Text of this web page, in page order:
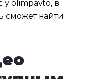
у olimpavto, в
сможет найти